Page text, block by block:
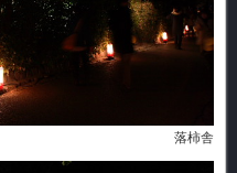
落柿舎